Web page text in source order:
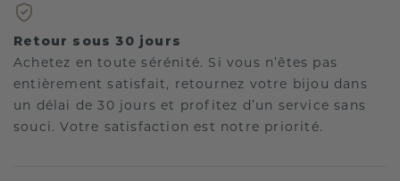
Retour sous 30 jours
Achetez en toute sérénité. Si vous n’êtes pas
entièrement satisfait, retournez votre bijou dans
un délai de 30 jours et profitez d’un service sans
souci. Votre satisfaction est notre priorité.